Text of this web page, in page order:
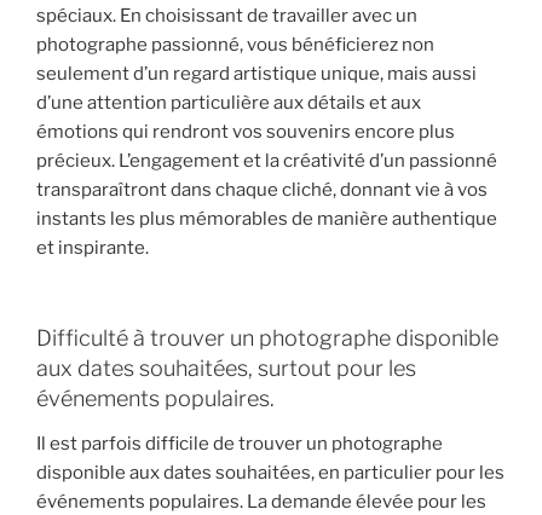
spéciaux. En choisissant de travailler avec un
photographe passionné, vous bénéficierez non
seulement d’un regard artistique unique, mais aussi
d’une attention particulière aux détails et aux
émotions qui rendront vos souvenirs encore plus
précieux. L’engagement et la créativité d’un passionné
transparaîtront dans chaque cliché, donnant vie à vos
instants les plus mémorables de manière authentique
et inspirante.
Difficulté à trouver un photographe disponible
aux dates souhaitées, surtout pour les
événements populaires.
Il est parfois difficile de trouver un photographe
disponible aux dates souhaitées, en particulier pour les
événements populaires. La demande élevée pour les